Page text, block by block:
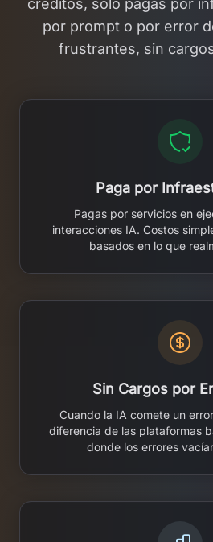
créditos, solo pagas por
por prompt o por error
frustrantes, sin
Paga por
Pagas por servicios en
interacciones IA. Costos
basados en lo que
Sin Cargos por
Cuando la IA comete un
diferencia de las plataformas
donde los errores